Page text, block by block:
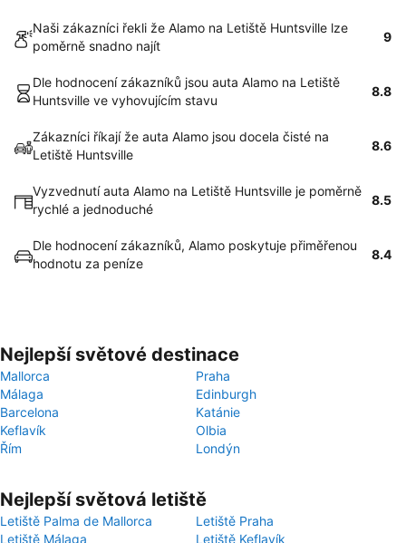
Naši zákazníci řekli že Alamo na Letiště Huntsville lze
poměrně snadno najít
9
Dle hodnocení zákazníků jsou auta Alamo na Letiště
Huntsville ve vyhovujícím stavu
8.8
Zákazníci říkají že auta Alamo jsou docela čisté na
Letiště Huntsville
8.6
Vyzvednutí auta Alamo na Letiště Huntsville je poměrně
rychlé a jednoduché
8.5
Dle hodnocení zákazníků, Alamo poskytuje přiměřenou
hodnotu za peníze
8.4
Nejlepší světové destinace
Mallorca
Praha
Málaga
Edinburgh
Barcelona
Katánie
Keflavík
Olbia
Řím
Londýn
Nejlepší světová letiště
Letiště Palma de Mallorca
Letiště Praha
Letiště Málaga
Letiště Keflavík